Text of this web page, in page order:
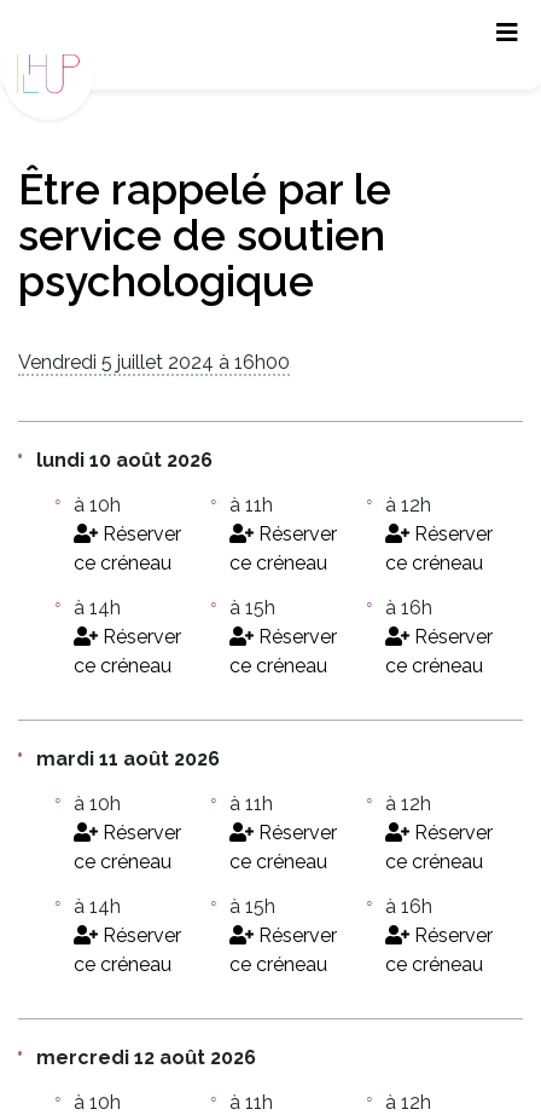
Être rappelé par le
service de soutien
psychologique
Vendredi 5 juillet 2024 à 16h00
lundi 10 août 2026
à 10h
Réserver
ce créneau
à 11h
Réserver
ce créneau
à 12h
Réserver
ce créneau
à 14h
Réserver
ce créneau
à 15h
Réserver
ce créneau
à 16h
Réserver
ce créneau
mardi 11 août 2026
à 10h
Réserver
ce créneau
à 11h
Réserver
ce créneau
à 12h
Réserver
ce créneau
à 14h
Réserver
ce créneau
à 15h
Réserver
ce créneau
à 16h
Réserver
ce créneau
mercredi 12 août 2026
à 10h
à 11h
à 12h